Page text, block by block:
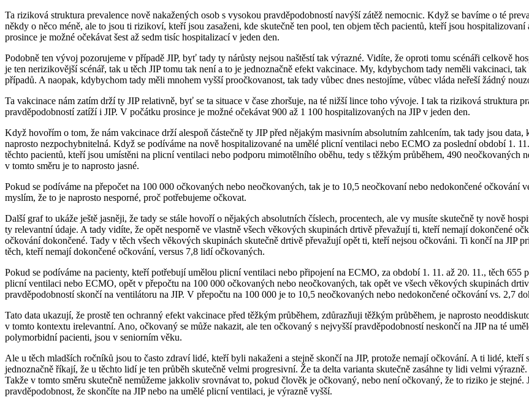
Ta riziková struktura prevalence nově nakažených osob s vysokou pravděpodobností navýší zátěž nemocnic. Když se bavíme o té
někdy o něco méně, ale to jsou ti rizikoví, kteří jsou zasaženi, kde skutečně ten pool, ten objem těch pacientů, kteří jsou
prosince je možné očekávat šest až sedm tisíc hospitalizací v jeden den.
Podobně ten vývoj pozorujeme v případě JIP, byť tady ty nárůsty nejsou naštěstí tak výrazné. Vidíte, že oproti tomu scénáři celkově
je ten nerizikovější scénář, tak u těch JIP tomu tak není a to je jednoznačně efekt vakcinace. My, kdybychom tady neměli vakcinaci,
případů. A naopak, kdybychom tady měli mnohem vyšší proočkovanost, tak tady vůbec dnes nestojíme, vůbec vláda neřeší žádný
Ta vakcinace nám zatím drží ty JIP relativně, byť se ta situace v čase zhoršuje, na té nižší lince toho vývoje. I tak ta riziková struktura
pravděpodobností zatíží i JIP. V počátku prosince je možné očekávat 900 až 1 100 hospitalizovaných na JIP v jeden den.
Když hovořím o tom, že nám vakcinace drží alespoň částečně ty JIP před nějakým masivním absolutním zahlcením, tak tady jsou
naprosto nezpochybnitelná. Když se podíváme na nově hospitalizované na umělé plicní ventilaci nebo ECMO za poslední období 1.
těchto pacientů, kteří jsou umístěni na plicní ventilaci nebo podporu mimotělního oběhu, tedy s těžkým průběhem, 490
v tomto směru je to naprosto jasné.
Pokud se podíváme na přepočet na 100 000 očkovaných nebo neočkovaných, tak je to 10,5 neočkovaní nebo nedokončené očkování
myslím, že to je naprosto nesporné, proč potřebujeme očkovat.
Další graf to ukáže ještě jasněji, že tady se stále hovoří o nějakých absolutních číslech, procentech, ale vy musíte skutečně ty nově
ty relevantní údaje. A tady vidíte, že opět nesporně ve vlastně všech věkových skupinách drtivě převažují ti, kteří nemají dokončené
očkování dokončené. Tady v těch všech věkových skupinách skutečně drtivě převažují opět ti, kteří nejsou očkováni. Ti končí na JIP
těch, kteří nemají dokončené očkování, versus 7,8 lidí očkovaných.
Pokud se podíváme na pacienty, kteří potřebují umělou plicní ventilaci nebo připojení na ECMO, za období 1. 11. až 20. 11., těch
plicní ventilaci nebo ECMO, opět v přepočtu na 100 000 očkovaných nebo neočkovaných, tak opět ve všech věkových skupinách
pravděpodobností skončí na ventilátoru na JIP. V přepočtu na 100 000 je to 10,5 neočkovaných nebo nedokončené očkování vs. 2,7
Tato data ukazují, že prostě ten ochranný efekt vakcinace před těžkým průběhem, zdůrazňuji těžkým průběhem, je naprosto
v tomto kontextu irelevantní. Ano, očkovaný se může nakazit, ale ten očkovaný s nejvyšší pravděpodobností neskončí na JIP na té
polymorbidní pacienti, jsou v seniorním věku.
Ale u těch mladších ročníků jsou to často zdraví lidé, kteří byli nakaženi a stejně skončí na JIP, protože nemají očkování. A ti lidé, kteří
jednoznačně říkají, že u těchto lidí je ten průběh skutečně velmi progresivní. Že ta delta varianta skutečně zasáhne ty lidi velmi
Takže v tomto směru skutečně nemůžeme jakkoliv srovnávat to, pokud člověk je očkovaný, nebo není očkovaný, že to riziko je
pravděpodobnost, že skončíte na JIP nebo na umělé plicní ventilaci, je výrazně vyšší.